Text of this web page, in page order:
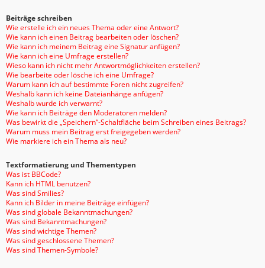
Beiträge schreiben
Wie erstelle ich ein neues Thema oder eine Antwort?
Wie kann ich einen Beitrag bearbeiten oder löschen?
Wie kann ich meinem Beitrag eine Signatur anfügen?
Wie kann ich eine Umfrage erstellen?
Wieso kann ich nicht mehr Antwortmöglichkeiten erstellen?
Wie bearbeite oder lösche ich eine Umfrage?
Warum kann ich auf bestimmte Foren nicht zugreifen?
Weshalb kann ich keine Dateianhänge anfügen?
Weshalb wurde ich verwarnt?
Wie kann ich Beiträge den Moderatoren melden?
Was bewirkt die „Speichern“-Schaltfläche beim Schreiben eines Beitrags?
Warum muss mein Beitrag erst freigegeben werden?
Wie markiere ich ein Thema als neu?
Textformatierung und Thementypen
Was ist BBCode?
Kann ich HTML benutzen?
Was sind Smilies?
Kann ich Bilder in meine Beiträge einfügen?
Was sind globale Bekanntmachungen?
Was sind Bekanntmachungen?
Was sind wichtige Themen?
Was sind geschlossene Themen?
Was sind Themen-Symbole?